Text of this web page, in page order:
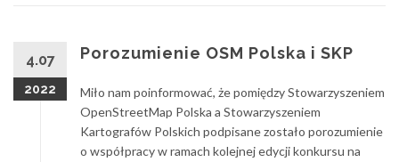
4.07
2022
Porozumienie OSM Polska i SKP
Miło nam poinformować, że pomiędzy Stowarzyszeniem
OpenStreetMap Polska a Stowarzyszeniem
Kartografów Polskich podpisane zostało porozumienie
o współpracy w ramach kolejnej edycji konkursu na